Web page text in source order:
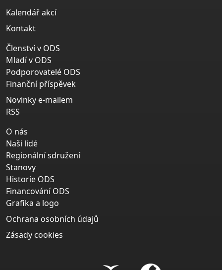
Kalendář akcí
Kontakt
Členství v ODS
Mladí v ODS
Podporovatelé ODS
Finanční příspěvek
Novinky e-mailem
RSS
O nás
Naši lidé
Regionální sdružení
Stanovy
Historie ODS
Financování ODS
Grafika a logo
Ochrana osobních údajů
Zásady cookies